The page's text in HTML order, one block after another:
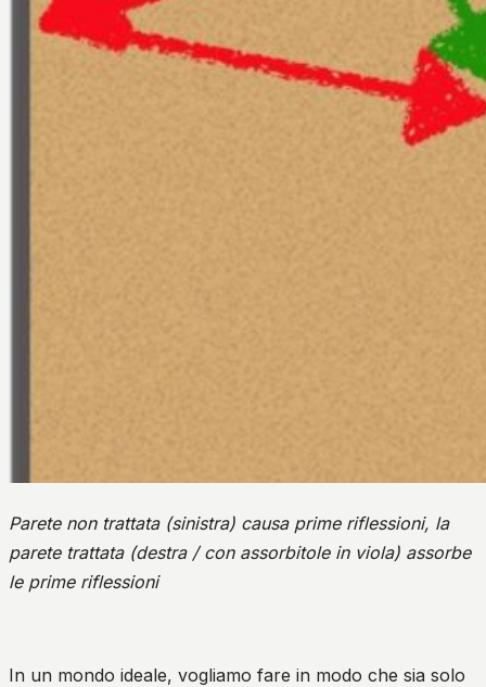
Parete non trattata (sinistra) causa prime riflessioni, la
parete trattata (destra / con assorbitole in viola) assorbe
le prime riflessioni
In un mondo ideale, vogliamo fare in modo che sia solo